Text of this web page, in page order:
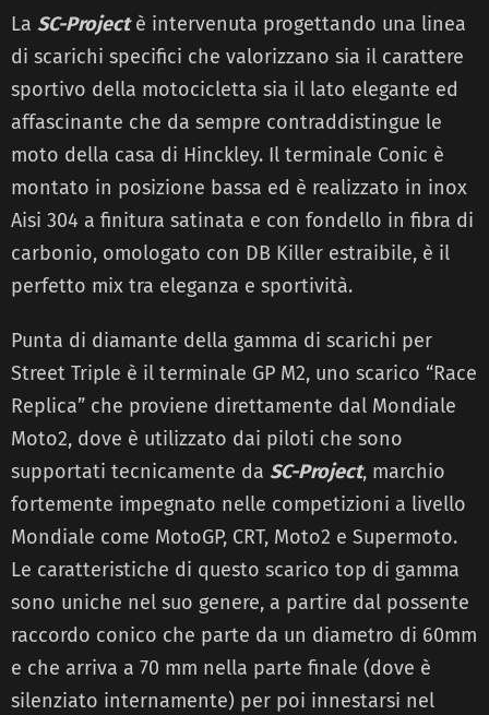
La SC-Projectè intervenuta progettando una linea
di scarichi specifici che valorizzano sia il carattere
sportivo della motocicletta sia il lato elegante ed
affascinante che da sempre contraddistingue le
moto della casa di Hinckley. Il terminale Conic è
montato in posizione bassa ed è realizzato in inox
Aisi 304 a finitura satinata e con fondello in fibra di
carbonio, omologato con DB Killer estraibile, è il
perfetto mix tra eleganza e sportività.
Punta di diamante della gamma di scarichi per
Street Triple è il terminale GP M2, uno scarico “Race
Replica” che proviene direttamente dal Mondiale
Moto2, dove è utilizzato dai piloti che sono
supportati tecnicamente da SC-Project, marchio
fortemente impegnato nelle competizioni a livello
Mondiale come MotoGP, CRT, Moto2 e Supermoto.
Le caratteristiche di questo scarico top di gamma
sono uniche nel suo genere, a partire dal possente
raccordo conico che parte da un diametro di 60mm
e che arriva a 70 mm nella parte finale (dove è
silenziato internamente) per poi innestarsi nel